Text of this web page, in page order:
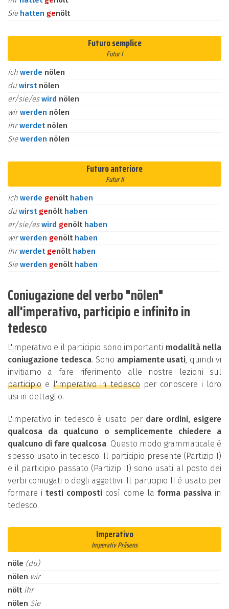
Sie hatten genölt
Futuro semplice
Futur I
ich werde nölen
du wirst nölen
er/sie/eswird nölen
wirwerden nölen
ihrwerdet nölen
Siewerden nölen
Futuro anteriore
Futur II
ich werde genölt haben
du wirst genölt haben
er/sie/eswird genölt haben
wirwerden genölt haben
ihrwerdet genölt haben
Siewerden genölt haben
Coniugazione del verbo "nölen"
all'imperativo, participio e infinito in
tedesco
L'imperativo e il participio sono importanti modalità nella
coniugazione tedesca. Sono ampiamente usati, quindi vi
invitiamo a fare riferimento alle nostre lezioni sul
participio e l'imperativo in tedesco per conoscere i loro
usi in dettaglio.
L'imperativo in tedesco è usato per dare ordini, esigere
qualcosa da qualcuno o semplicemente chiedere a
qualcuno di fare qualcosa. Questo modo grammaticale è
spesso usato in tedesco. Il participio presente (Partizip I)
e il participio passato (Partizip II) sono usati al posto dei
verbi coniugati o degli aggettivi. Il participio II è usato per
formare itesti composti così come la forma passivain
tedesco.
Imperativo
Imperativ Präsens
nöle (du)
nölen wir
nölt ihr
nölen Sie